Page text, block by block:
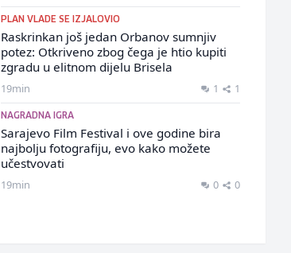
PLAN VLADE SE IZJALOVIO
Raskrinkan još jedan Orbanov sumnjiv
potez: Otkriveno zbog čega je htio kupiti
zgradu u elitnom dijelu Brisela
19min 1 1
NAGRADNA IGRA
Sarajevo Film Festival i ove godine bira
najbolju fotografiju, evo kako možete
učestvovati
19min 0 0